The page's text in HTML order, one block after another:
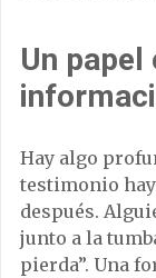
Un
Hay algo
testimonio
después.
junto a la
pierda”. Una